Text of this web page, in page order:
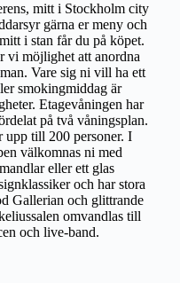
mitt i Stockholm city
gärna er meny och
i stan får du på köpet.
vi möjlighet att anordna
Vare sig ni vill ha ett
smokingmiddag är
Etagevåningen har
på två våningsplan.
upp till 200 personer. I
välkomnas ni med
eller ett glas
och har stora
Gallerian och glittrande
omvandlas till
och live-band.